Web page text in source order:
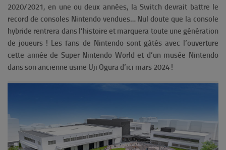
2020/2021, en une ou deux années, la Switch devrait battre le
record de consoles Nintendo vendues… Nul doute que la console
hybride rentrera dans l’histoire et marquera toute une génération
de joueurs ! Les fans de Nintendo sont gâtés avec l’ouverture
cette année de Super Nintendo World et d’un musée Nintendo
dans son ancienne usine Uji Ogura d’ici mars 2024 !